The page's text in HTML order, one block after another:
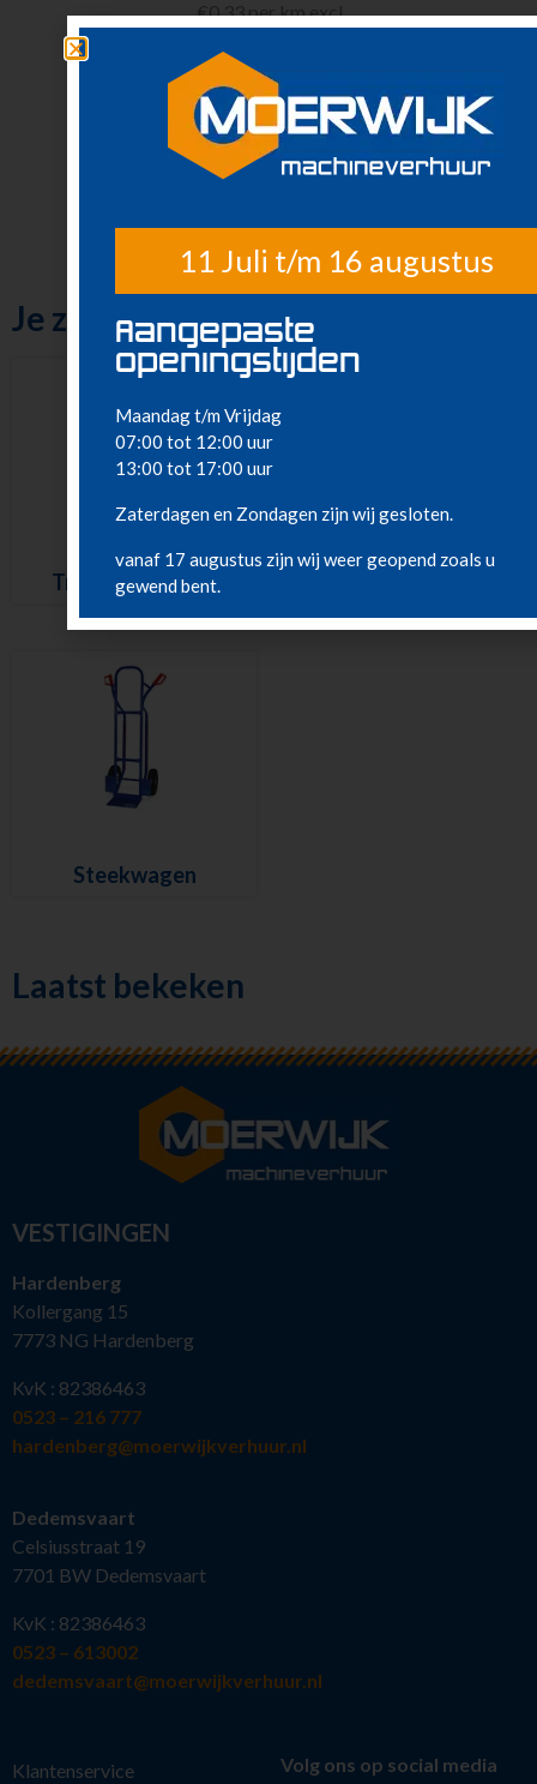
€0,33 per km excl.
Wij hanteren een
borgsom van
€500,-.
Je zou ook kunnen houden van …
Transporthondje
Steekwagen
Steekwagen
Laatst bekeken
VESTIGINGEN
Hardenberg
Kollergang 15
7773 NG Hardenberg
KvK : 82386463
0523 – 216 777
hardenberg@moerwijkverhuur.nl
Dedemsvaart
Celsiusstraat 19
7701 BW Dedemsvaart
KvK : 82386463
0523 – 613002
dedemsvaart@moerwijkverhuur.nl
Klantenservice
Volg ons op social media
11 Juli t/m 16 augustus
Aangepaste
openingstijden
Maandag t/m Vrijdag
07:00 tot 12:00 uur
13:00 tot 17:00 uur
Zaterdagen en Zondagen zijn wij gesloten.
vanaf 17 augustus zijn wij weer geopend zoals u
gewend bent.